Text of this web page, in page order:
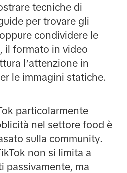
tecniche di
per trovare gli
condividere le
il formato in video
l’attenzione in
le immagini statiche.
particolarmente
nel settore food è
sulla community.
non si limita a
passivamente, ma